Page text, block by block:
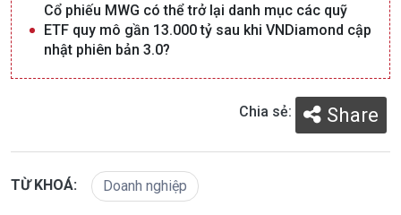
Cổ phiếu MWG có thể trở lại danh mục các quỹ
ETF quy mô gần 13.000 tỷ sau khi VNDiamond cập
nhật phiên bản 3.0?
Chia sẻ: Share
TỪ KHOÁ: Doanh nghiệp